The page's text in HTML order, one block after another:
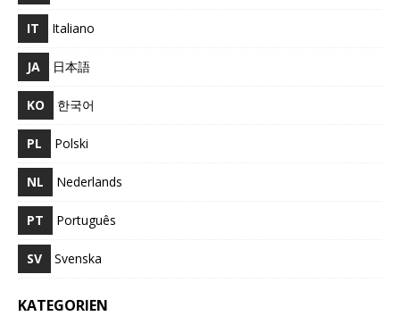
IT Italiano
JA 日本語
KO 한국어
PL Polski
NL Nederlands
PT Português
SV Svenska
KATEGORIEN